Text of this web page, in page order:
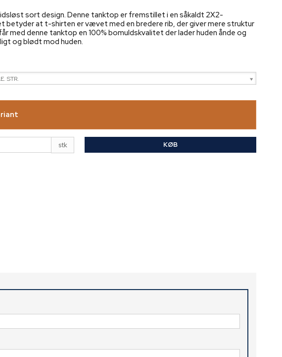
sort design. Denne tanktop er fremstillet i en såkaldt 2X2-
betyder at t-shirten er vævet med en bredere rib, der giver mere struktur
med denne tanktop en 100% bomuldskvalitet der lader huden ånde og
og blødt mod huden.
STR.
stk KØB